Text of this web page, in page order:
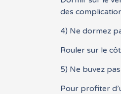
des
4) Ne dormez
Rouler sur le
5) Ne buvez
Pour profiter